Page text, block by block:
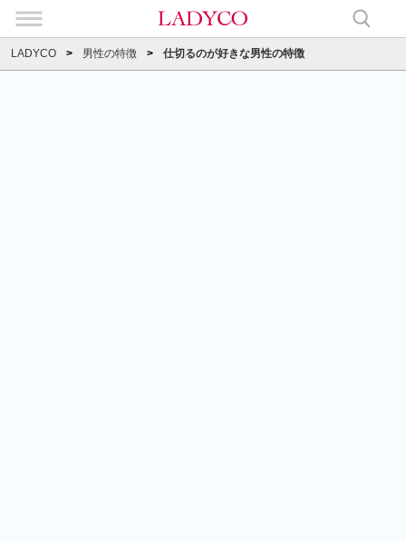
LADYCO 男性の特徴 仕切るのが好きな男性の特徴